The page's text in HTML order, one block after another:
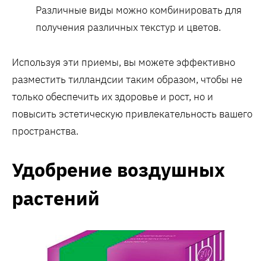
Различные виды можно комбинировать для
получения различных текстур и цветов.
Используя эти приемы, вы можете эффективно
разместить тилландсии таким образом, чтобы не
только обеспечить их здоровье и рост, но и
повысить эстетическую привлекательность вашего
пространства.
Удобрение воздушных
растений